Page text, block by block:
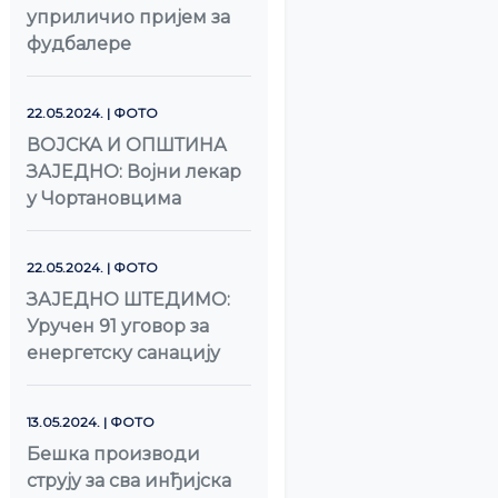
уприличио пријем за
фудбалере
22.05.2024. | ФОТО
ВОЈСКА И ОПШТИНА
ЗАЈЕДНО: Војни лекар
у Чортановцима
22.05.2024. | ФОТО
ЗАЈЕДНО ШТЕДИМО:
Уручен 91 уговор за
енергетску санацију
13.05.2024. | ФОТО
Бешка производи
струју за сва инђијска